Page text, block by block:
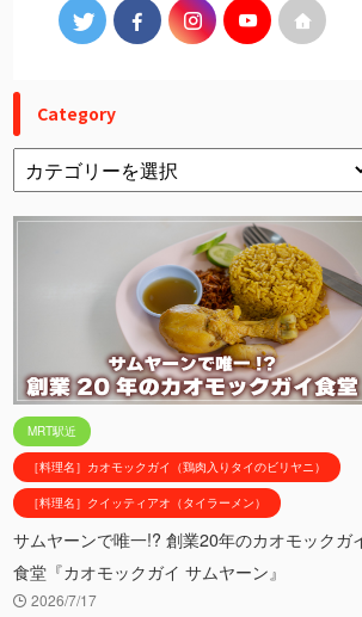
Category
MRT駅近
［料理名］カオモックガイ（鶏肉入りタイのビリヤニ）
［料理名］クイッティアオ（タイラーメン）
サムヤーンで唯一!? 創業20年のカオモックガ
食堂『カオモックガイ サムヤーン』
2026/7/17